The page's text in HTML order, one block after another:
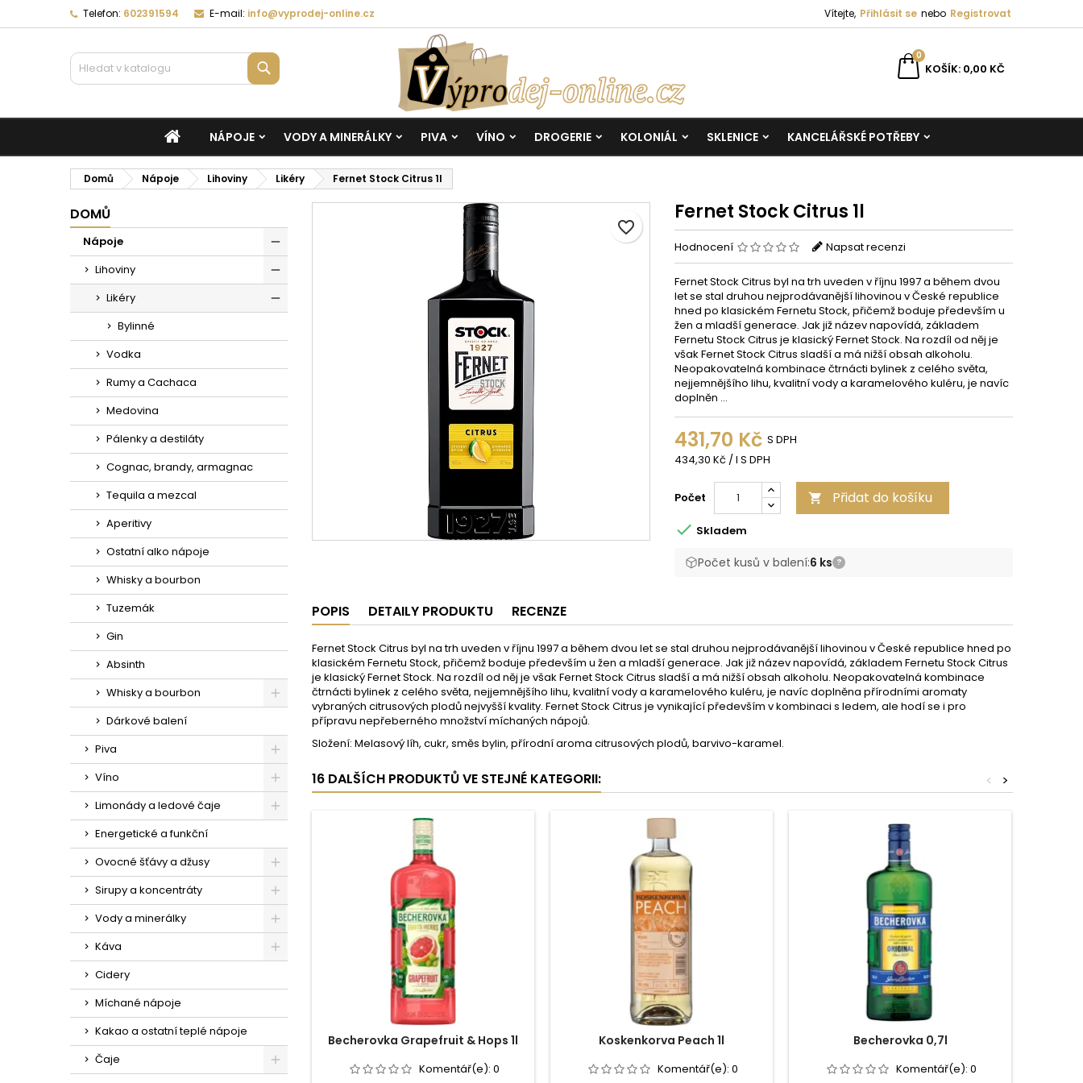
Telefon: 602391594 E-mail: info@vyprodej-online.cz Vítejte, Přihlásit se nebo Registrovat
KOŠÍK
0
0,00 KČ
DOMŮNÁPOJE VODY A MINERÁLKY PIVA VÍNO DROGERIE KOLONIÁL SKLENICE KANCELÁŘSKÉ POTŘEBY
Domů Nápoje Lihoviny Likéry Fernet Stock Citrus 1l
DOMŮ
Nápoje
Lihoviny
Likéry
Bylinné
Vodka
Rumy a Cachaca
Medovina
Pálenky a destiláty
Cognac, brandy, armagnac
Tequila a mezcal
Aperitivy
Ostatní alko nápoje
Whisky a bourbon
Tuzemák
Gin
Absinth
Whisky a bourbon
Dárkové balení
Piva
Víno
Limonády a ledové čaje
Energetické a funkční
Ovocné šťávy a džusy
Sirupy a koncentráty
Vody a minerálky
Káva
Cidery
Míchané nápoje
Kakao a ostatní teplé nápoje
Čaje
Fernet Stock Citrus 1l
Hodnocení Napsat recenzi
Fernet Stock Citrus byl na trh uveden v říjnu 1997 a během dvou
let se stal druhou nejprodávanější lihovinou v České republice
hned po klasickém Fernetu Stock, přičemž boduje především u
žen a mladší generace. Jak již název napovídá, základem
Fernetu Stock Citrus je klasický Fernet Stock. Na rozdíl od něj je
však Fernet Stock Citrus sladší a má nižší obsah alkoholu.
Neopakovatelná kombinace čtrnácti bylinek z celého světa,
nejjemnějšího lihu, kvalitní vody a karamelového kuléru, je navíc
doplněn ...
431,70 Kč S DPH
434,30 Kč / l S DPH
Počet  Přidat do košíku
favorite_border
 Skladem
Počet kusů v balení:6 ks ?
POPIS DETAILY PRODUKTU RECENZE
Fernet Stock Citrus byl na trh uveden v říjnu 1997 a během dvou let se stal druhou nejprodávanější lihovinou v České republice hned po
klasickém Fernetu Stock, přičemž boduje především u žen a mladší generace. Jak již název napovídá, základem Fernetu Stock Citrus
je klasický Fernet Stock. Na rozdíl od něj je však Fernet Stock Citrus sladší a má nižší obsah alkoholu. Neopakovatelná kombinace
čtrnácti bylinek z celého světa, nejjemnějšího lihu, kvalitní vody a karamelového kuléru, je navíc doplněna přírodními aromaty
vybraných citrusových plodů nejvyšší kvality. Fernet Stock Citrus je vynikající především v kombinaci s ledem, ale hodí se i pro
přípravu nepřeberného množství míchaných nápojů.
Složení: Melasový líh, cukr, směs bylin, přírodní aroma citrusových plodů, barvivo-karamel.
16 DALŠÍCH PRODUKTŮ VE STEJNÉ KATEGORII: >
<
Becherovka Grapefruit & Hops 1l
Komentář(e): 0
Koskenkorva Peach 1l
Komentář(e): 0
Becherovka 0,7l
Komentář(e): 0